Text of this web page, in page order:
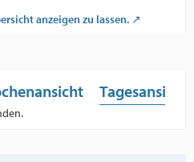
anzeigen zu lassen.
Tagesansicht